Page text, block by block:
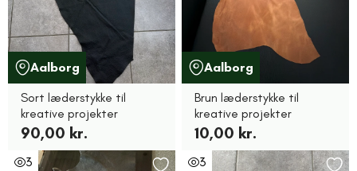
Aalborg
Sort læderstykke til
kreative projekter
90,00 kr.
Aalborg
Brun læderstykke til
kreative projekter
10,00 kr.
3 3